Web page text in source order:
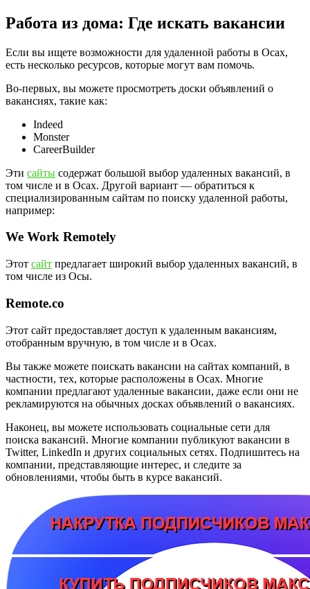
Работа из дома: Где искать вакансии
Если вы ищете возможности для удаленной работы в Осах,
есть несколько ресурсов, которые могут вам помочь.
Во-первых, вы можете просмотреть доски объявлений о
вакансиях, такие как:
Indeed
Monster
CareerBuilder
Эти сайты содержат большой выбор удаленных вакансий, в
том числе и в Осах. Другой вариант — обратиться к
специализированным сайтам по поиску удаленной работы,
например:
We Work Remotely
Этот сайт предлагает широкий выбор удаленных вакансий, в
том числе из Осы.
Remote.co
Этот сайт предоставляет доступ к удаленным вакансиям,
отобранным вручную, в том числе и в Осах.
Вы также можете поискать вакансии на сайтах компаний, в
частности, тех, которые расположены в Осах. Многие
компании предлагают удаленные вакансии, даже если они не
рекламируются на обычных досках объявлений о вакансиях.
Наконец, вы можете использовать социальные сети для
поиска вакансий. Многие компании публикуют вакансии в
Twitter, LinkedIn и других социальных сетях. Подпишитесь на
компании, представляющие интерес, и следите за
обновлениями, чтобы быть в курсе вакансий.